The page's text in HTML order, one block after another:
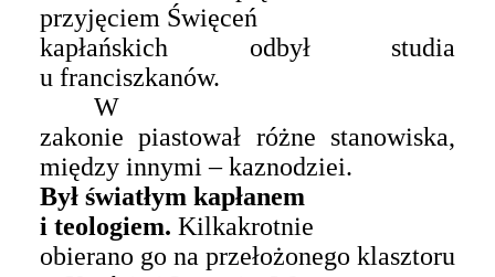
przyjęciem Święceń
kapłańskich odbył studia
u franciszkanów.
W
zakonie piastował różne stanowiska,
między innymi – kaznodziei.
Był światłym kapłanem
i teologiem. Kilkakrotnie
obierano go na przełożonego klasztoru